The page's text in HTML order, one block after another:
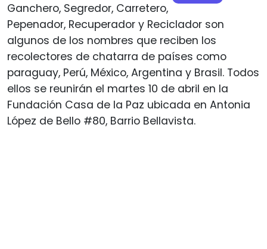
Ganchero, Segredor, Carretero,
Pepenador, Recuperador y Reciclador son
algunos de los nombres que reciben los
recolectores de chatarra de países como
paraguay, Perú, México, Argentina y Brasil. Todos
ellos se reunirán el martes 10 de abril en la
Fundación Casa de la Paz ubicada en Antonia
López de Bello #80, Barrio Bellavista.